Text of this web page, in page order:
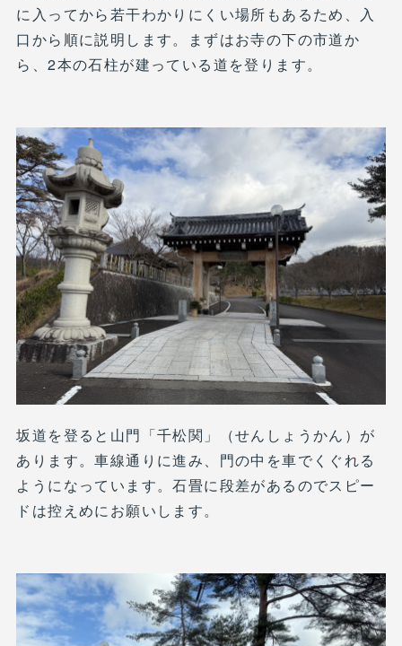
に入ってから若干わかりにくい場所もあるため、入
口から順に説明します。まずはお寺の下の市道か
ら、2本の石柱が建っている道を登ります。
坂道を登ると山門「千松関」（せんしょうかん）が
あります。車線通りに進み、門の中を車でくぐれる
ようになっています。石畳に段差があるのでスピー
ドは控えめにお願いします。